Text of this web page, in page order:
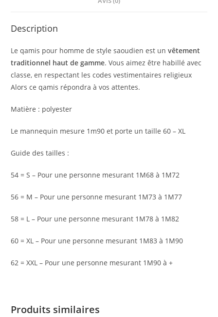
Description
Le qamis pour homme de style saoudien est un vêtement
traditionnel haut de gamme. Vous aimez être habillé avec
classe, en respectant les codes vestimentaires religieux
Alors ce qamis répondra à vos attentes.
Matière : polyester
Le mannequin mesure 1m90 et porte un taille 60 – XL
Guide des tailles :
54 = S – Pour une personne mesurant 1M68 à 1M72
56 = M – Pour une personne mesurant 1M73 à 1M77
58 = L – Pour une personne mesurant 1M78 à 1M82
60 = XL – Pour une personne mesurant 1M83 à 1M90
62 = XXL – Pour une personne mesurant 1M90 à +
Produits similaires